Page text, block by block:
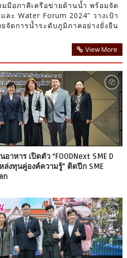
มือภาคีเครือข่ายด้านน้ำ พร้อมจัด
ละ Water Forum 2024” วางเป้า
จัดการน้ำระดับภูมิภาคอย่างยั่งยืน
View More
าหาร เปิดตัว “FOODNext SME D
งทุนคู่องค์ความรู้” ติดปีก SME
ก